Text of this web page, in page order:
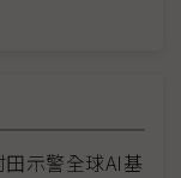
示警全球AI基